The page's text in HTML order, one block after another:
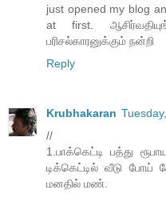
just opened my blog
at first.
பரிசல்காரனுக்கும் நன்றி
Reply
Krubhakaran
//
1.பாக்கெட்டி பத்து
டிக்கெட்டில் வீடு போய்
மனதில் மண்.